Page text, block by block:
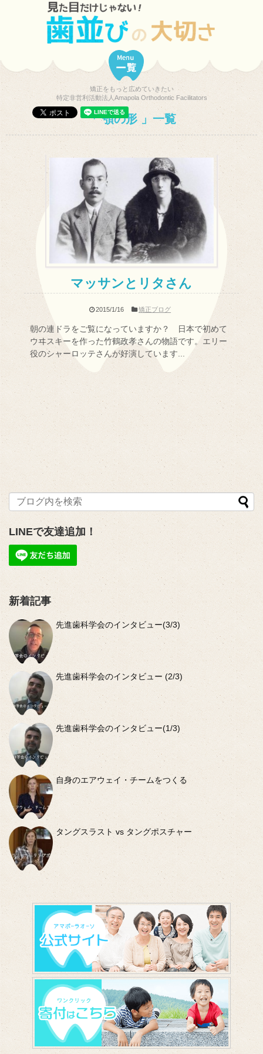
矯正をもっと広めていきたい
特定非営利活動法人Amapola Orthodontic Facilitators
顎の形 一覧
マッサンとリタさん
2015/1/16 矯正ブログ
朝の連ドラをご覧になっていますか？ 日本で初めて
ウヰスキーを作った竹鶴政孝さんの物語です。エリー
役のシャーロッテさんが好演しています...
記事を読む
LINEで友達追加！
新着記事
先進歯科学会のインタビュー(3/3)
先進歯科学会のインタビュー (2/3)
先進歯科学会のインタビュー(1/3)
自身のエアウェイ・チームをつくる
タングスラスト vs タングポスチャー